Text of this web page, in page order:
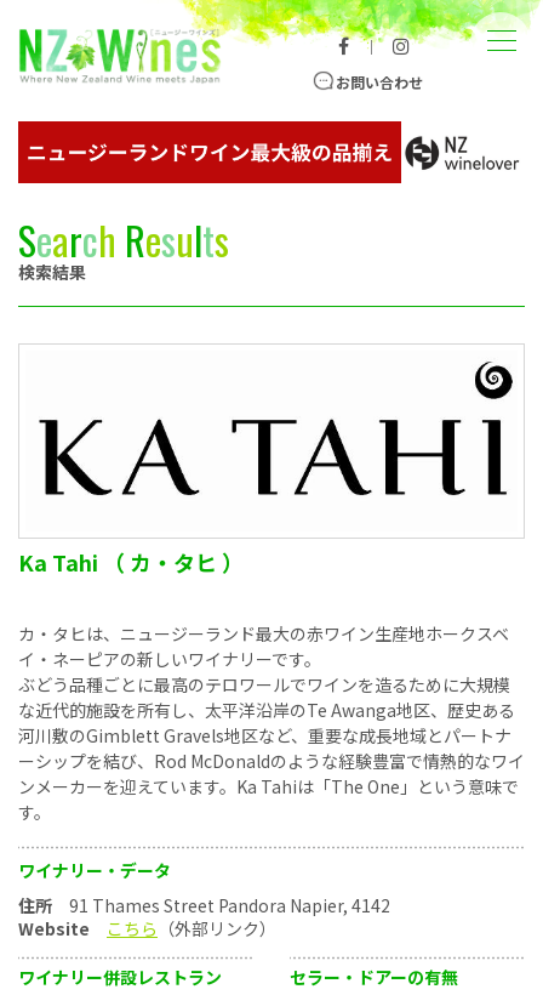
ニュージーランドワイン総合サイト
｜
お問い合わせ
メニュー
Search Results
検索結果
Ka Tahi （ カ・タヒ ）
カ・タヒは、ニュージーランド最大の赤ワイン生産地ホークスベ
イ・ネーピアの新しいワイナリーです。
ぶどう品種ごとに最高のテロワールでワインを造るために大規模
な近代的施設を所有し、太平洋沿岸のTe Awanga地区、歴史ある
河川敷のGimblett Gravels地区など、重要な成長地域とパートナ
ーシップを結び、Rod McDonaldのような経験豊富で情熱的なワイ
ンメーカーを迎えています。Ka Tahiは「The One」という意味で
す。
ワイナリー・データ
住所 91 Thames Street Pandora Napier, 4142
Website
こちら （外部リンク）
ワイナリー併設レストラン
セラー・ドアーの有無